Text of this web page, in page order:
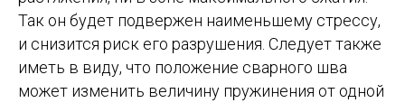
Так он будет подвержен наименьшему стрессу,
и снизится риск его разрушения. Следует также
иметь в виду, что положение сварного шва
может изменить величину пружинения от одной